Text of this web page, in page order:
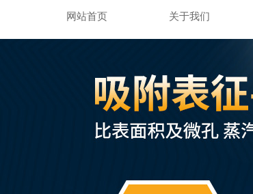
网站首页 关于我们